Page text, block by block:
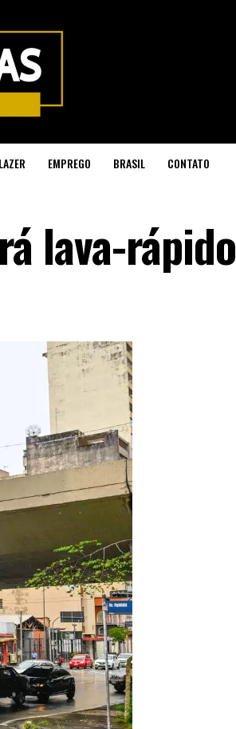
EMPREGO BRASIL CONTATO
lava-rápido